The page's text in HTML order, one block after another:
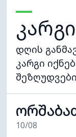
კარგი
დღის
კარგი
10/08